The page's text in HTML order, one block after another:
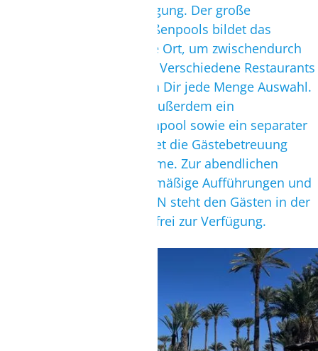
Familienzimmer zur Verfügung. Der große
Palmengarten mit den Außenpools bildet das
Zentrum und ist der ideale Ort, um zwischendurch
einfach mal abzuschalten. Verschiedene Restaurants
und zahlreiche Bars bieten Dir jede Menge Auswahl.
Für Abwechslung sorgen außerdem ein
Wellnessbereich mit Innenpool sowie ein separater
Kinderpool. Tagsüber bietet die Gästebetreuung
unterschiedliche Programme. Zur abendlichen
Unterhaltung finden regelmäßige Aufführungen und
Themenabende statt. WLAN steht den Gästen in der
kompletten Anlage kostenfrei zur Verfügung.